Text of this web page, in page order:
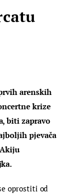
arenskih
krize
biti zapravo
pjevača
oprostiti od